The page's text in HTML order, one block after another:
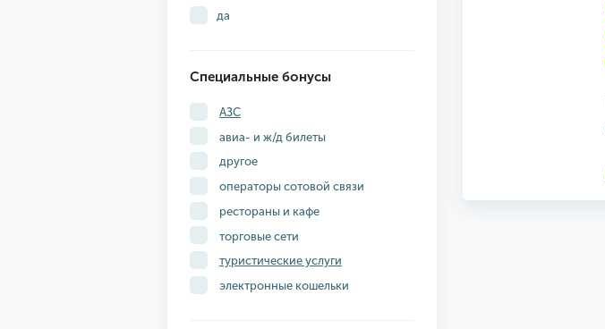
да
Специальные бонусы
АЗС
авиа- и ж/д билеты
другое
операторы сотовой связи
рестораны и кафе
торговые сети
туристические услуги
электронные кошельки